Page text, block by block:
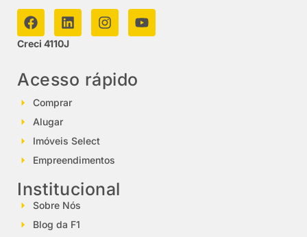
Creci 4110J
Acesso rápido
Comprar
Alugar
Imóveis Select
Empreendimentos
Institucional
Sobre Nós
Blog da F1